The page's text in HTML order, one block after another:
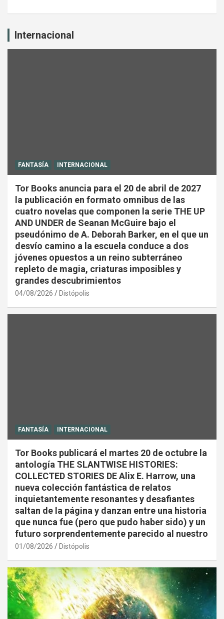
Internacional
FANTASÍA INTERNACIONAL
Tor Books anuncia para el 20 de abril de 2027
la publicación en formato omnibus de las
cuatro novelas que componen la serie THE UP
AND UNDER de Seanan McGuire bajo el
pseudónimo de A. Deborah Barker, en el que un
desvío camino a la escuela conduce a dos
jóvenes opuestos a un reino subterráneo
repleto de magia, criaturas imposibles y
grandes descubrimientos
04/08/2026 Distópolis
FANTASÍA INTERNACIONAL
Tor Books publicará el martes 20 de octubre la
antología THE SLANTWISE HISTORIES:
COLLECTED STORIES DE Alix E. Harrow, una
nueva colección fantástica de relatos
inquietantemente resonantes y desafiantes
saltan de la página y danzan entre una historia
que nunca fue (pero que pudo haber sido) y un
futuro sorprendentemente parecido al nuestro
01/08/2026 Distópolis